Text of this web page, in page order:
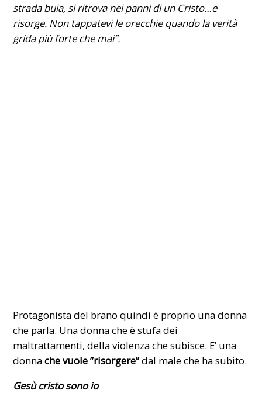
strada buia, si ritrova nei panni di un Cristo…e
risorge. Non tappatevi le orecchie quando la verità
grida più forte che mai”.
Protagonista del brano quindi è proprio una donna
che parla. Una donna che è stufa dei
maltrattamenti, della violenza che subisce. E’ una
donnache vuole ”risorgere”dal male che ha subito.
Gesù cristo sono io